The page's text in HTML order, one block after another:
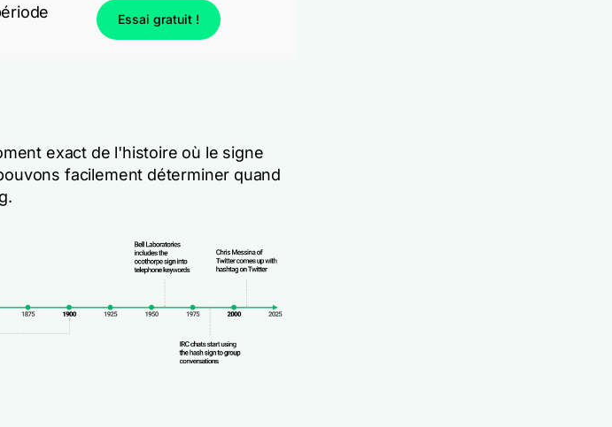
Essai gratuit !
exact de l'histoire où le signe
facilement déterminer quand